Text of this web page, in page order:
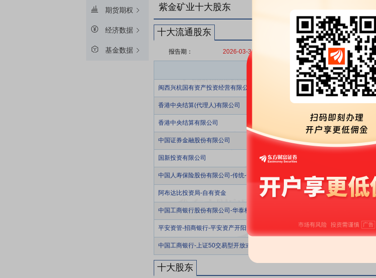
期货期权
经济数据
基金数据
紫金矿业十大股东
十大流通股东
报告期： 2026-03-31 2025-12-31 2025-09-30
股东名称
闽西兴杭国有资产投资经营有限公司
香港中央结算(代理人)有限公司
香港中央结算有限公司
中国证券金融股份有限公司
国新投资有限公司
中国人寿保险股份有限公司-传统-普通保险产品-005L-CT001沪
阿布达比投资局-自有资金
中国工商银行股份有限公司-华泰柏瑞沪深300交易型开放式指数证券投资基金
平安资管-招商银行-平安资产开阳5号资产管理产品
中国工商银行-上证50交易型开放式指数证券投资基金
十大股东